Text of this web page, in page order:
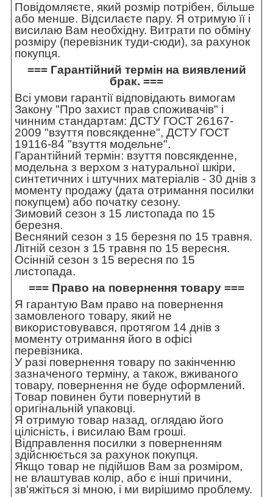
Повідомляєте, який розмір потрібен, більше
або менше. Відсилаєте пару. Я отримую її і
висилаю Вам необхідну. Витрати по обміну
розміру (перевізник туди-сюди), за рахунок
покупця.
=== Гарантійний термін на виявлений
брак. ===
Всі умови гарантії відповідають вимогам
Закону "Про захист прав споживачів" і
чинним стандартам: ДСТУ ГОСТ 26167-
2009 "взуття повсякденне", ДСТУ ГОСТ
19116-84 "взуття модельне".
Гарантійний термін: взуття повсякденне,
модельна з верхом з натуральної шкіри,
синтетичних і штучних матеріалів - 30 днів з
моменту продажу (дата отримання посилки
покупцем) або початку сезону.
Зимовий сезон з 15 листопада по 15
березня.
Весняний сезон з 15 березня по 15 травня.
Літній сезон з 15 травня по 15 вересня.
Осінній сезон з 15 вересня по 15
листопада.
=== Право на повернення товару ===
Я гарантую Вам право на повернення
замовленого товару, який не
використовувався, протягом 14 днів з
моменту отримання його в офісі
перевізника.
У разі повернення товару по закінченню
зазначеного терміну, а також, вживаного
товару, повернення не буде оформлений.
Товар повинен бути повернутий в
оригінальній упаковці.
Я отримую товар назад, оглядаю його
цілісність, і висилаю Вам гроші.
Відправлення посилки з поверненням
здійснюється за рахунок покупця.
Якщо товар не підійшов Вам за розміром,
не влаштував колір, або є інші причини,
зв'яжіться зі мною, і ми вирішимо проблему.